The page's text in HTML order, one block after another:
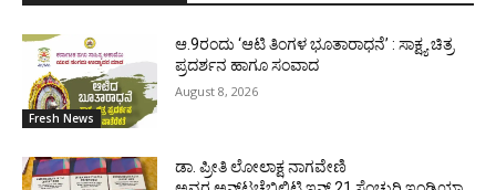
Fresh News
ಆ.9ರಂದು ‘ಆಟಿ ತಿಂಗಳ ಭೂತಾರಾಧನೆ’ : ಸಾಕ್ಷ್ಯ ಚಿತ್ರ
ಪ್ರದರ್ಶನ ಹಾಗೂ ಸಂವಾದ
August 8, 2026
ಡಾ. ಪ್ರೀತಿ ಲೋಲಾಕ್ಷ ನಾಗವೇಣಿ